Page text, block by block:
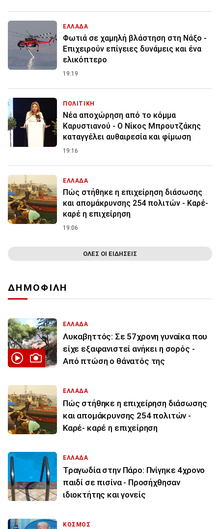
ΕΛΛΑΔΑ
Φωτιά σε χαμηλή βλάστηση στη Νάξο -
Επιχειρούν επίγειες δυνάμεις και ένα
ελικόπτερο
19:19
ΠΟΛΙΤΙΚΗ
Νέα αποχώρηση από το κόμμα
Καρυστιανού - Ο Νίκος Μπρουτζάκης
καταγγέλει αυθαιρεσία και φίμωση
19:16
ΕΛΛΑΔΑ
Πώς στήθηκε η επιχείρηση διάσωσης
και απομάκρυνσης 254 πολιτών - Καρέ-
καρέ η επιχείρηση
19:06
ΟΛΕΣ ΟΙ ΕΙΔΗΣΕΙΣ
ΔΗΜΟΦΙΛΗ
ΕΛΛΑΔΑ
Λυκαβηττός: Σε 57χρονη γυναίκα που
είχε εξαφανιστεί ανήκει η σορός -
Από πτώση ο θάνατός της
ΕΛΛΑΔΑ
Πώς στήθηκε η επιχείρηση διάσωσης
και απομάκρυνσης 254 πολιτών -
Καρέ- καρέ η επιχείρηση
ΕΛΛΑΔΑ
Τραγωδία στην Πάρο: Πνίγηκε 4χρονο
παιδί σε πισίνα - Προσήχθησαν
ιδιοκτήτης και γονείς
ΚΟΣΜΟΣ